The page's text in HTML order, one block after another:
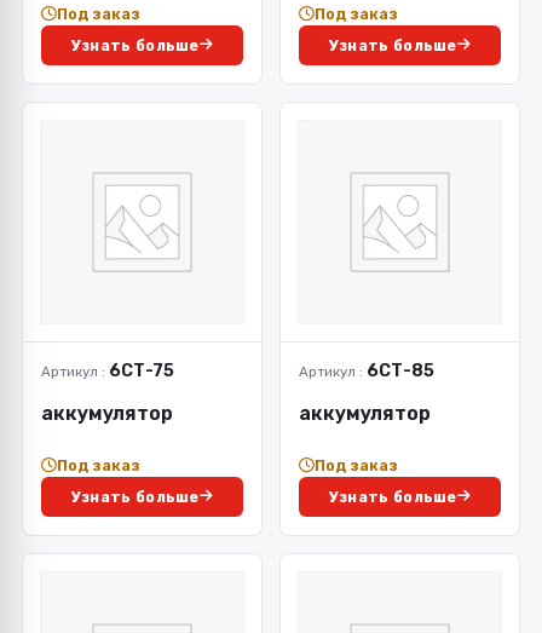
Под заказ
Узнать больше
Под заказ
Узнать больше
Артикул : 6СТ-75
аккумулятор
Под заказ
Узнать больше
Артикул : 6СТ-85
аккумулятор
Под заказ
Узнать больше